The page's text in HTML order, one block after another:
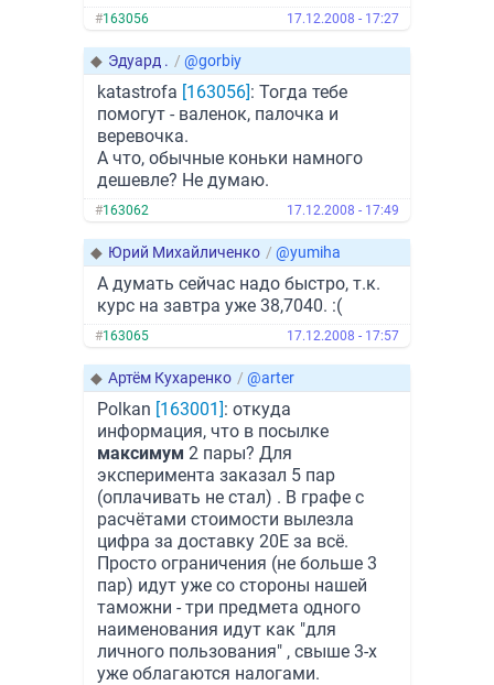
#163056 17.12.2008 - 17:27
◆ Эдуард . / @gorbiy
katastrofa [163056]: Тогда тебе
помогут - валенок, палочка и
веревочка.
А что, обычные коньки намного
дешевле? Не думаю.
#163062 17.12.2008 - 17:49
◆ Юрий Михайличенко / @yumiha
А думать сейчас надо быстро, т.к.
курс на завтра уже 38,7040. :(
#163065 17.12.2008 - 17:57
◆ Артём Кухаренко / @arter
Polkan [163001]: откуда
информация, что в посылке
максимум 2 пары? Для
эксперимента заказал 5 пар
(оплачивать не стал) . В графе с
расчётами стоимости вылезла
цифра за доставку 20Е за всё.
Просто ограничения (не больше 3
пар) идут уже со стороны нашей
таможни - три предмета одного
наименования идут как "для
личного пользования" , свыше 3-х
уже облагаются налогами.